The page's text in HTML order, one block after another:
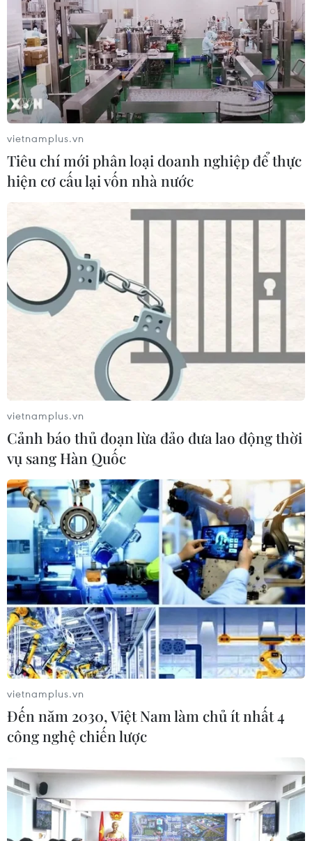
vietnamplus.vn
Tiêu chí mới phân loại doanh nghiệp để thực
hiện cơ cấu lại vốn nhà nước
vietnamplus.vn
Cảnh báo thủ đoạn lừa đảo đưa lao động thời
vụ sang Hàn Quốc
vietnamplus.vn
Đến năm 2030, Việt Nam làm chủ ít nhất 4
công nghệ chiến lược